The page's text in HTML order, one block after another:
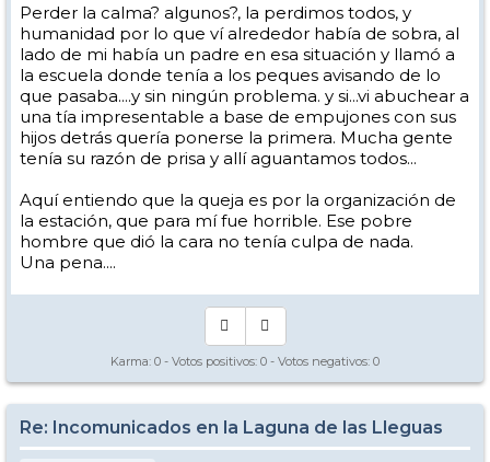
Perder la calma? algunos?, la perdimos todos, y
humanidad por lo que ví alrededor había de sobra, al
lado de mi había un padre en esa situación y llamó a
la escuela donde tenía a los peques avisando de lo
que pasaba....y sin ningún problema. y si...vi abuchear a
una tía impresentable a base de empujones con sus
hijos detrás quería ponerse la primera. Mucha gente
tenía su razón de prisa y allí aguantamos todos...
Aquí entiendo que la queja es por la organización de
la estación, que para mí fue horrible. Ese pobre
hombre que dió la cara no tenía culpa de nada.
Una pena....
Karma: 0 - Votos positivos: 0 - Votos negativos: 0
Re: Incomunicados en la Laguna de las Lleguas